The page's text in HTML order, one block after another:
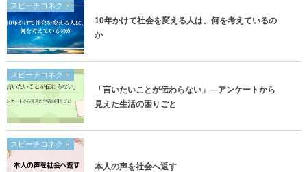
スピーチコネクト
10年かけて社会を変える人は、何を考えているの
か
スピーチコネクト
「言いたいことが伝わらない」―アンケートから
見えた生活の困りごと
スピーチコネクト
本人の声を社会へ返す